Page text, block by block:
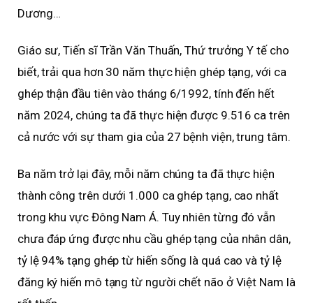
Dương…
Giáo sư, Tiến sĩ Trần Văn Thuấn, Thứ trưởng Y tế cho
biết, trải qua hơn 30 năm thực hiện ghép tạng, với ca
ghép thận đầu tiên vào tháng 6/1992, tính đến hết
năm 2024, chúng ta đã thực hiện được 9.516 ca trên
cả nước với sự tham gia của 27 bệnh viện, trung tâm.
Ba năm trở lại đây, mỗi năm chúng ta đã thực hiện
thành công trên dưới 1.000 ca ghép tạng, cao nhất
trong khu vực Đông Nam Á. Tuy nhiên từng đó vẫn
chưa đáp ứng được nhu cầu ghép tạng của nhân dân,
tỷ lệ 94% tạng ghép từ hiến sống là quá cao và tỷ lệ
đăng ký hiến mô tạng từ người chết não ở Việt Nam là